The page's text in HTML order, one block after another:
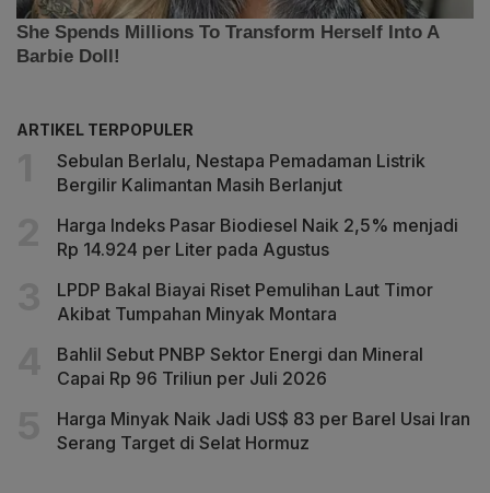
ARTIKEL TERPOPULER
Sebulan Berlalu, Nestapa Pemadaman Listrik
Bergilir Kalimantan Masih Berlanjut
Harga Indeks Pasar Biodiesel Naik 2,5% menjadi
Rp 14.924 per Liter pada Agustus
LPDP Bakal Biayai Riset Pemulihan Laut Timor
Akibat Tumpahan Minyak Montara
Bahlil Sebut PNBP Sektor Energi dan Mineral
Capai Rp 96 Triliun per Juli 2026
Harga Minyak Naik Jadi US$ 83 per Barel Usai Iran
Serang Target di Selat Hormuz